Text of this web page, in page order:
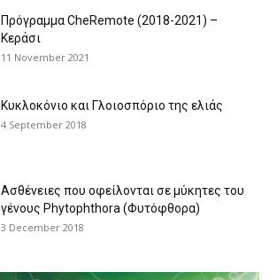
Πρόγραμμα CheRemote (2018-2021) –
Κεράσι
11 November 2021
Κυκλοκόνιο και Γλοιοσπόριο της ελιάς
4 September 2018
Ασθένειες που οφείλονται σε μύκητες του
γένους Phytophthora (Φυτόφθορα)
3 December 2018